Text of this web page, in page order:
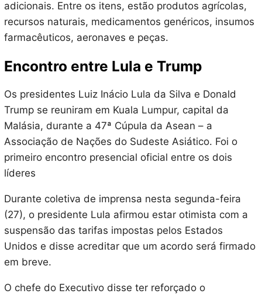
adicionais. Entre os itens, estão produtos agrícolas,
recursos naturais, medicamentos genéricos, insumos
farmacêuticos, aeronaves e peças.
Encontro entre Lula e Trump
Os presidentes Luiz Inácio Lula da Silva e Donald
Trump se reuniram em Kuala Lumpur, capital da
Malásia, durante a 47ª Cúpula da Asean – a
Associação de Nações do Sudeste Asiático. Foi o
primeiro encontro presencial oficial entre os dois
líderes
Durante coletiva de imprensa nesta segunda-feira
(27), o presidente Lula afirmou estar otimista com a
suspensão das tarifas impostas pelos Estados
Unidos e disse acreditar que um acordo será firmado
em breve.
O chefe do Executivo disse ter reforçado o